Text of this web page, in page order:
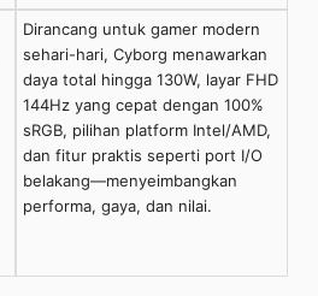
Dirancang untuk gamer modern
sehari-hari, Cyborg menawarkan
daya total hingga 130W, layar FHD
144Hz yang cepat dengan 100%
sRGB, pilihan platform Intel/AMD,
dan fitur praktis seperti port I/O
belakang—menyeimbangkan
performa, gaya, dan nilai.